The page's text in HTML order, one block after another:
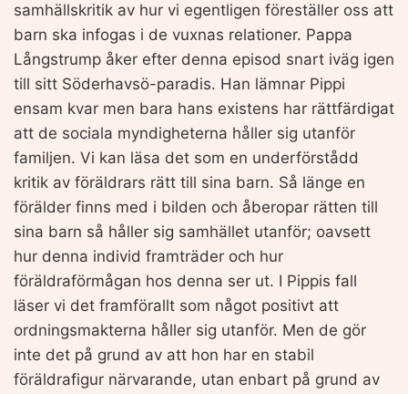
samhällskritik av hur vi egentligen föreställer oss att
barn ska infogas i de vuxnas relationer. Pappa
Långstrump åker efter denna episod snart iväg igen
till sitt Söderhavsö-paradis. Han lämnar Pippi
ensam kvar men bara hans existens har rättfärdigat
att de sociala myndigheterna håller sig utanför
familjen. Vi kan läsa det som en underförstådd
kritik av föräldrars rätt till sina barn. Så länge en
förälder finns med i bilden och åberopar rätten till
sina barn så håller sig samhället utanför; oavsett
hur denna individ framträder och hur
föräldraförmågan hos denna ser ut. I Pippis fall
läser vi det framförallt som något positivt att
ordningsmakterna håller sig utanför. Men de gör
inte det på grund av att hon har en stabil
föräldrafigur närvarande, utan enbart på grund av